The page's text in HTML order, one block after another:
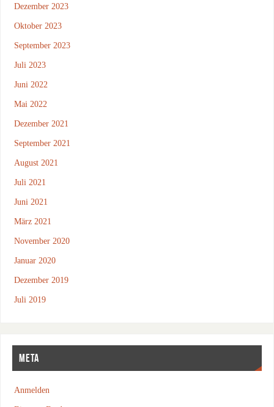
Dezember 2023
Oktober 2023
September 2023
Juli 2023
Juni 2022
Mai 2022
Dezember 2021
September 2021
August 2021
Juli 2021
Juni 2021
März 2021
November 2020
Januar 2020
Dezember 2019
Juli 2019
META
Anmelden